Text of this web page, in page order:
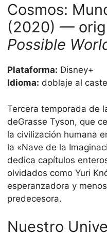
Cosmos:
(2020) —
Possible
Plataforma: Disney+
Idioma: doblaje al
Tercera temporada de
deGrasse Tyson, que
la civilización humana
la «Nave de la
dedica capítulos
olvidados como Yuri
esperanzadora y
predecesora.
Nuestro